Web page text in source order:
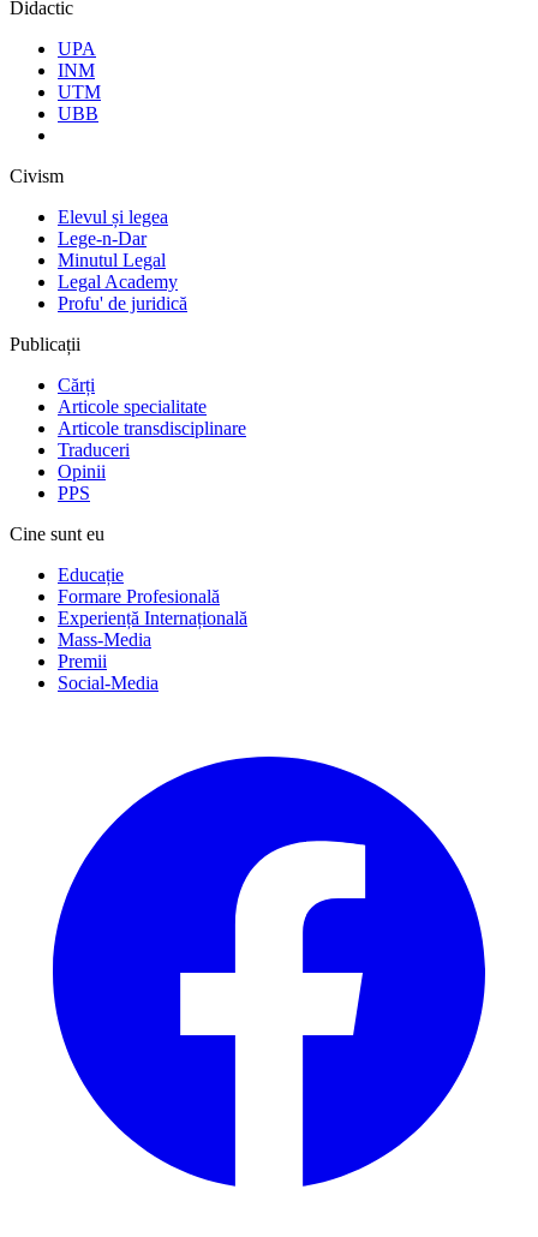
Didactic
UPA
INM
UTM
UBB
Civism
Elevul și legea
Lege-n-Dar
Minutul Legal
Legal Academy
Profu' de juridică
Publicații
Cărți
Articole specialitate
Articole transdisciplinare
Traduceri
Opinii
PPS
Cine sunt eu
Educație
Formare Profesională
Experiență Internațională
Mass-Media
Premii
Social-Media